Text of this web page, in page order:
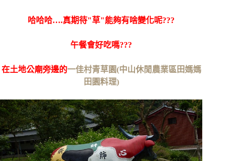
哈哈哈….真期待"草"能夠有啥變化呢???
午餐會好吃嗎???
在土地公廟旁邊的一佳村青草園(中山休閒農業區田媽媽
田園料理)